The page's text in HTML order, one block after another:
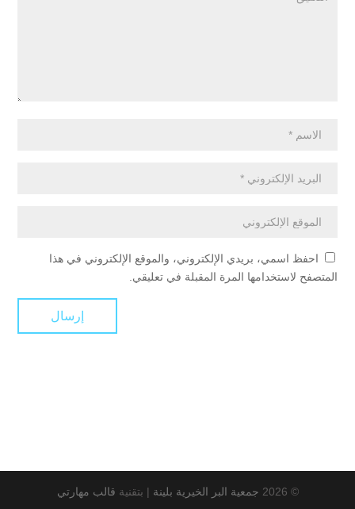
احفظ اسمي، بريدي الإلكتروني، والموقع الإلكتروني في هذا
المتصفح لاستخدامها المرة المقبلة في تعليقي.
© 2026 جمعية البر الخيرية بلينة | بتقنية قالب مهارتي